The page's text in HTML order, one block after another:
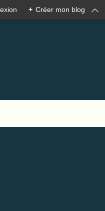
+ Créer mon blog